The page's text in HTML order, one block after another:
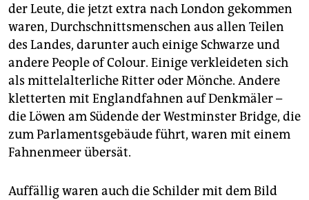
der Leute, die jetzt extra nach London gekommen
waren, Durchschnittsmenschen aus allen Teilen
des Landes, darunter auch einige Schwarze und
andere People of Colour. Einige verkleideten sich
als mittelalterliche Ritter oder Mönche. Andere
kletterten mit Englandfahnen auf Denkmäler –
die Löwen am Südende der Westminster Bridge, die
zum Parlamentsgebäude führt, waren mit einem
Fahnenmeer übersät.
Auffällig waren auch die Schilder mit dem Bild